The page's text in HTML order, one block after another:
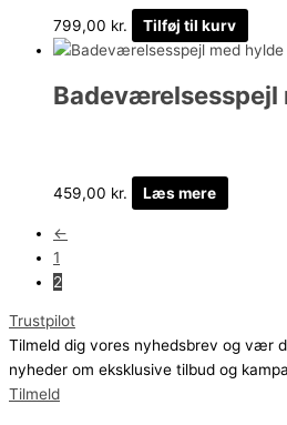
799,00 kr.
Tilføj til kurv
Badeværelsesspejl
459,00 kr. Læs mere
←
1
2
Trustpilot
Tilmeld dig vores nyhedsbrev og vær
nyheder om eksklusive tilbud og
Tilmeld